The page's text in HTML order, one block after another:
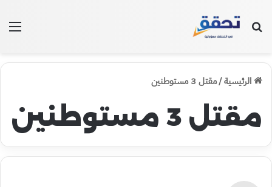
بحث عن
الرئيسية/مقتل 3 مستوطنين
مقتل 3 مستوطنين